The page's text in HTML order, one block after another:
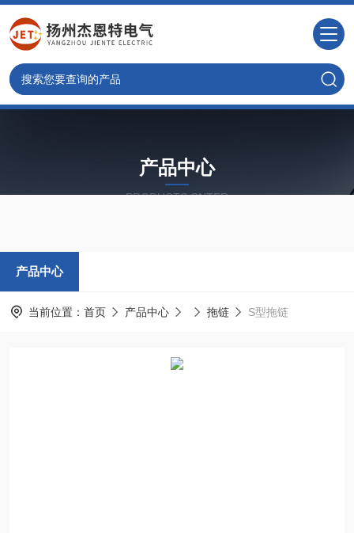
产品中心
PRODUCTS CNTER
产品中心
当前位置： 首页 产品中心 拖链 S型拖链